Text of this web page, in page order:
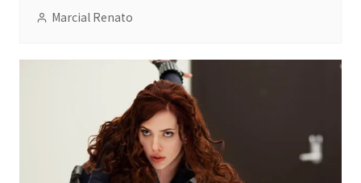
Marcial Renato